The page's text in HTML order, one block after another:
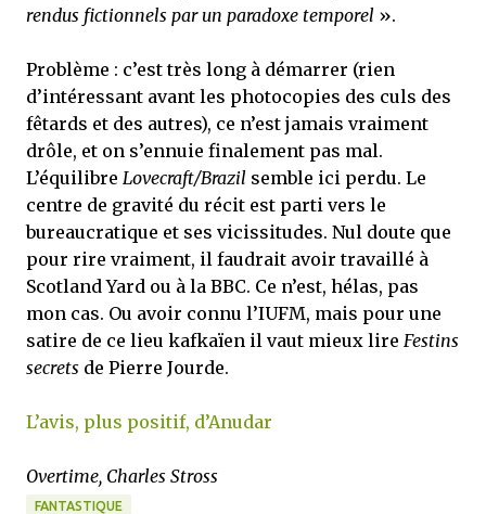
rendus fictionnels par un paradoxe temporel ».
Problème : c’est très long à démarrer (rien
d’intéressant avant les photocopies des culs des
fêtards et des autres), ce n’est jamais vraiment
drôle, et on s’ennuie finalement pas mal.
L’équilibre Lovecraft/Brazil semble ici perdu. Le
centre de gravité du récit est parti vers le
bureaucratique et ses vicissitudes. Nul doute que
pour rire vraiment, il faudrait avoir travaillé à
Scotland Yard ou à la BBC. Ce n’est, hélas, pas
mon cas. Ou avoir connu l’IUFM, mais pour une
satire de ce lieu kafkaïen il vaut mieux lire Festins
secrets de Pierre Jourde.
L’avis, plus positif, d’Anudar
Overtime, Charles Stross
FANTASTIQUE